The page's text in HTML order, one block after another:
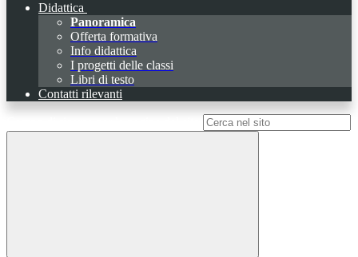
Didattica
Panoramica
Offerta formativa
Info didattica
I progetti delle classi
Libri di testo
Contatti rilevanti